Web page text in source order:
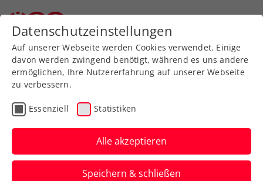
Zurück zur Newsübersicht
Turniere
Upper Austria Ladies
Linz: Topgesetzte
Ostapenko triumphiert
Datenschutzeinstellungen
Auf unserer Webseite werden Cookies verwendet. Einige
davon werden zwingend benötigt, während es uns andere
ermöglichen, Ihre Nutzererfahrung auf unserer Webseite
zu verbessern.
Essenziell Statistiken
Alle akzeptieren
Speichern & schließen